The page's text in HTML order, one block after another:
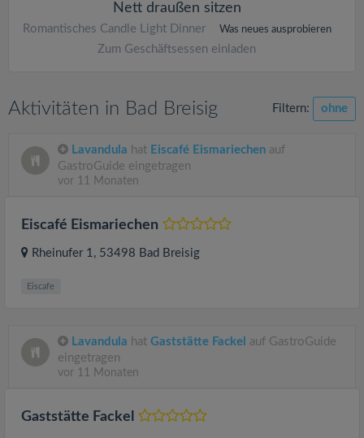
Nett draußen sitzen
Romantisches Candle Light Dinner Was neues ausprobieren
Zum Geschäftsessen einladen
Aktivitäten in Bad Breisig Filtern: ohne
Lavandula hat Eiscafé Eismariechen auf
GastroGuide eingetragen
vor 11 Monaten
Eiscafé Eismariechen
Rheinufer 1, 53498 Bad Breisig
Eiscafe
Lavandula hat Gaststätte Fackel auf GastroGuide
eingetragen
vor 11 Monaten
Gaststätte Fackel